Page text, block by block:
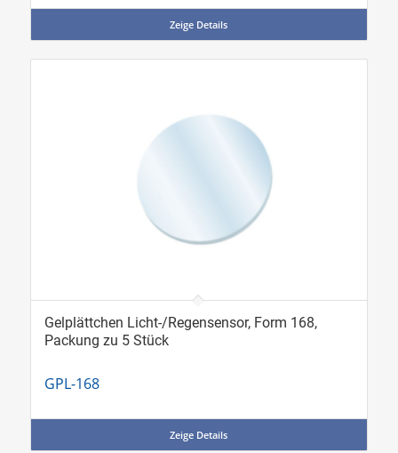
Zeige Details
Gelplättchen Licht-/Regensensor, Form 168,
Packung zu 5 Stück
GPL-168
Zeige Details